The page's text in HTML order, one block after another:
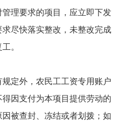
理要求的项目，应立即下发
尽快落实整改，未整改完成
。
定外，农民工工资专用账户
因支付为本项目提供劳动的
被查封、冻结或者划拨；如